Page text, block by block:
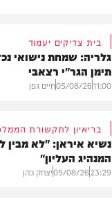
בית צדיקים יעמוד
גלריה: שמחת נישואי
תימן הגר"י רצאבי
11:00
05/08/26חיים גפן
בריאיון לתקשורת
נשיא איראן: "לא מבין
המנהיג העליון"
23:29
05/08/26יצחק כהן